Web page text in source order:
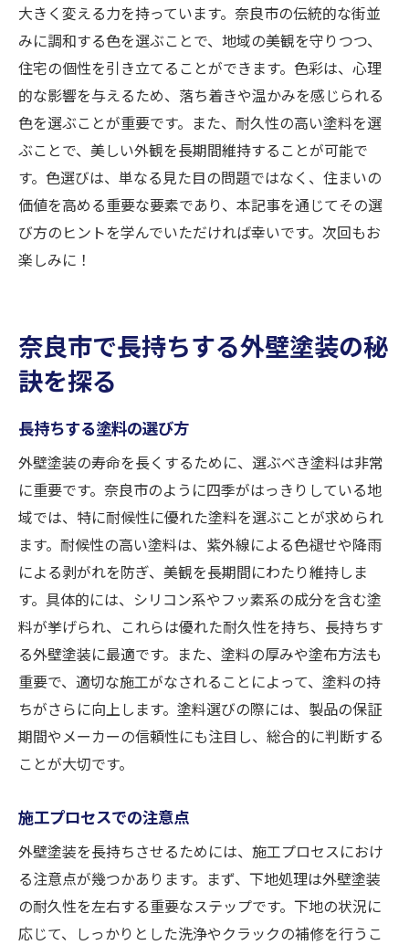
大きく変える力を持っています。奈良市の伝統的な街並
みに調和する色を選ぶことで、地域の美観を守りつつ、
住宅の個性を引き立てることができます。色彩は、心理
的な影響を与えるため、落ち着きや温かみを感じられる
色を選ぶことが重要です。また、耐久性の高い塗料を選
ぶことで、美しい外観を長期間維持することが可能で
す。色選びは、単なる見た目の問題ではなく、住まいの
価値を高める重要な要素であり、本記事を通じてその選
び方のヒントを学んでいただければ幸いです。次回もお
楽しみに！
奈良市で長持ちする外壁塗装の秘
訣を探る
長持ちする塗料の選び方
外壁塗装の寿命を長くするために、選ぶべき塗料は非常
に重要です。奈良市のように四季がはっきりしている地
域では、特に耐候性に優れた塗料を選ぶことが求められ
ます。耐候性の高い塗料は、紫外線による色褪せや降雨
による剥がれを防ぎ、美観を長期間にわたり維持しま
す。具体的には、シリコン系やフッ素系の成分を含む塗
料が挙げられ、これらは優れた耐久性を持ち、長持ちす
る外壁塗装に最適です。また、塗料の厚みや塗布方法も
重要で、適切な施工がなされることによって、塗料の持
ちがさらに向上します。塗料選びの際には、製品の保証
期間やメーカーの信頼性にも注目し、総合的に判断する
ことが大切です。
施工プロセスでの注意点
外壁塗装を長持ちさせるためには、施工プロセスにおけ
る注意点が幾つかあります。まず、下地処理は外壁塗装
の耐久性を左右する重要なステップです。下地の状況に
応じて、しっかりとした洗浄やクラックの補修を行うこ